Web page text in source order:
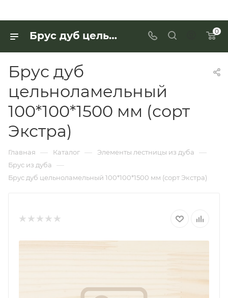
Брус дуб цельноламельный 100*100*1500 мм (сорт Экстра) для работы с деревянными изделиями — купить в «Интерьер Дом» 0
Брус дуб
цельноламельный
100*100*1500 мм (сорт
Экстра)
Главная — Каталог — Элементы лестницы из дуба —
Брус из дуба —
Брус дуб цельноламельный 100*100*1500 мм (сорт Экстра)